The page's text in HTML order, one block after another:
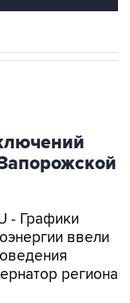
- Графики
региона
а также